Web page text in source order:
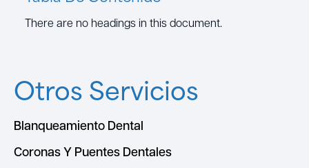
There are no headings in this document.
Otros Servicios
Blanqueamiento Dental
Coronas Y Puentes Dentales